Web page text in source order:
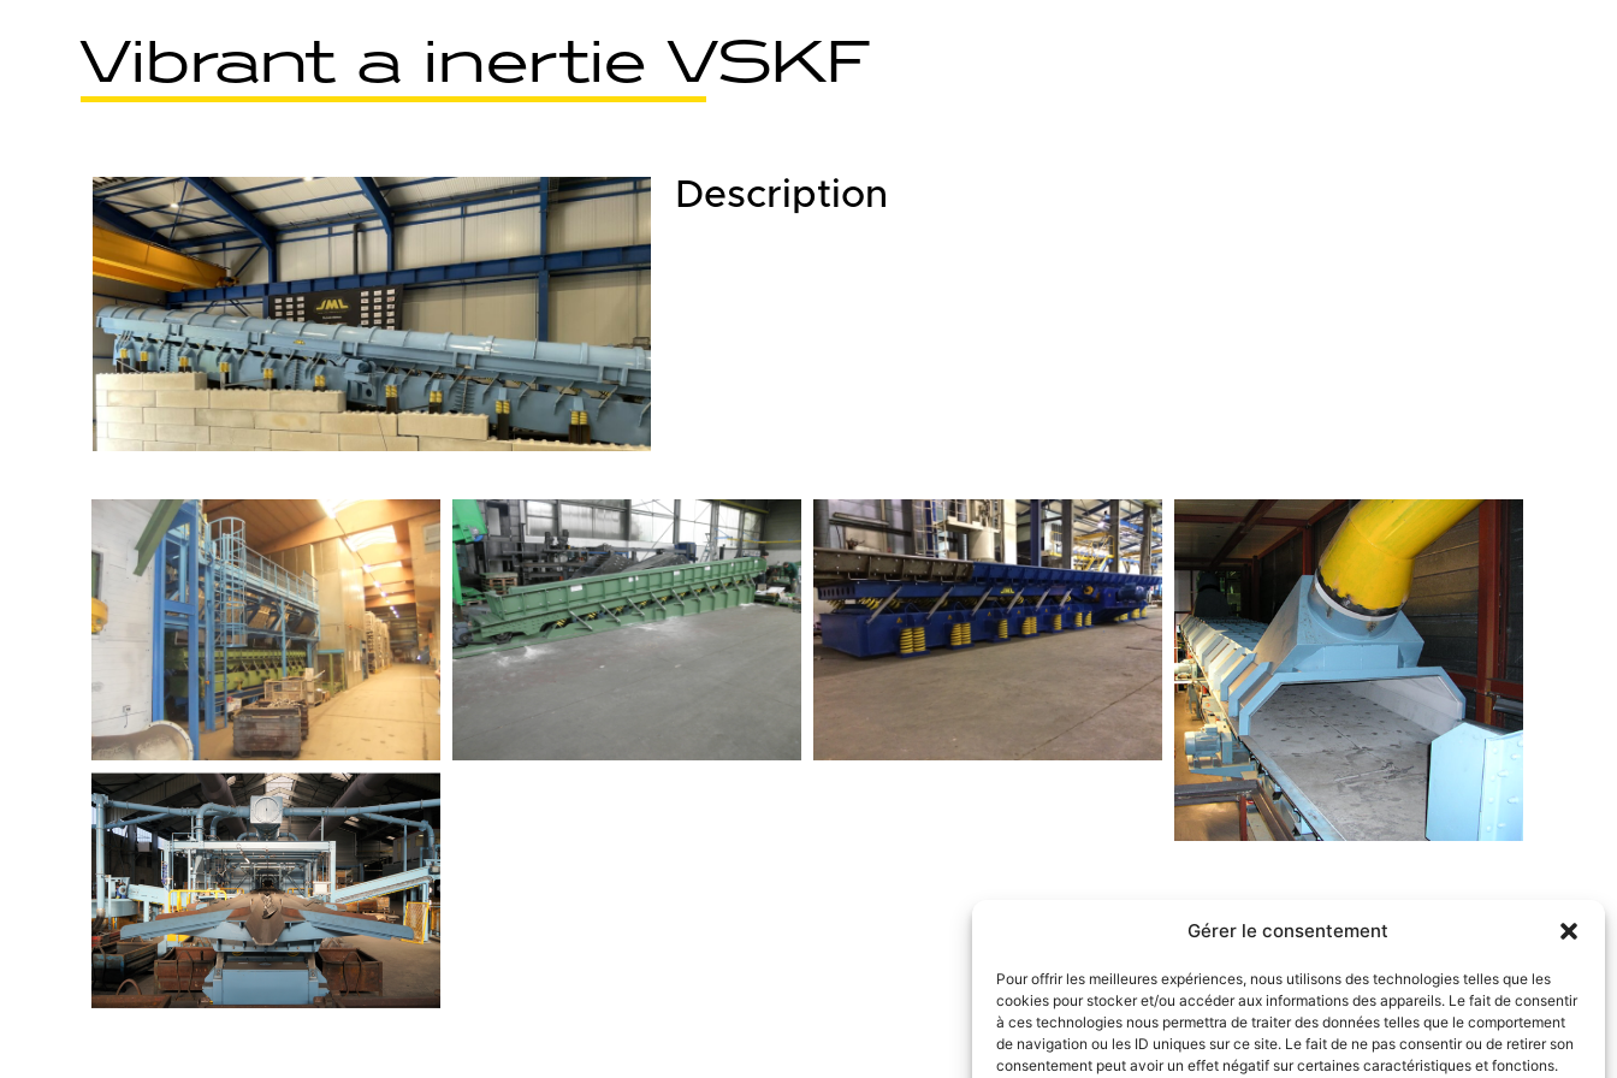
Gérer le consentement
Pour offrir les meilleures expériences, nous utilisons des technologies telles que les
cookies pour stocker et/ou accéder aux informations des appareils. Le fait de consentir
à ces technologies nous permettra de traiter des données telles que le comportement
de navigation ou les ID uniques sur ce site. Le fait de ne pas consentir ou de retirer son
consentement peut avoir un effet négatif sur certaines caractéristiques et fonctions.
Vibrant a inertie VSKF
Description